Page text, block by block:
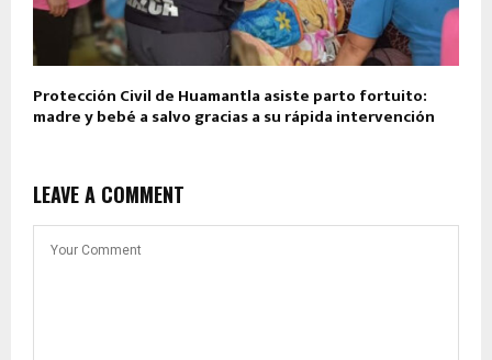
Protección Civil de Huamantla asiste parto fortuito:
madre y bebé a salvo gracias a su rápida intervención
LEAVE A COMMENT